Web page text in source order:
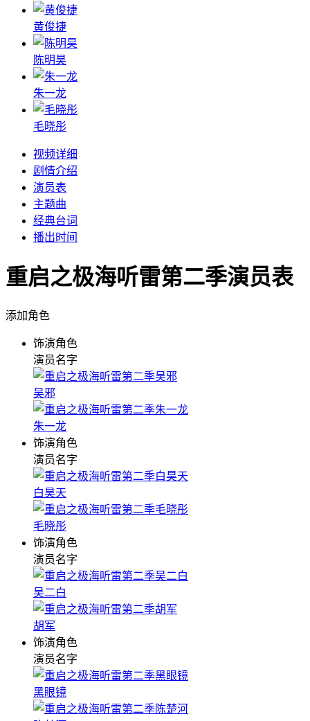
黄俊捷
陈明昊
朱一龙
毛晓彤
视频详细
剧情介绍
演员表
主题曲
经典台词
播出时间
重启之极海听雷第二季演员表
添加角色
饰演角色
演员名字
吴邪
朱一龙
饰演角色
演员名字
白昊天
毛晓彤
饰演角色
演员名字
吴二白
胡军
饰演角色
演员名字
黑眼镜